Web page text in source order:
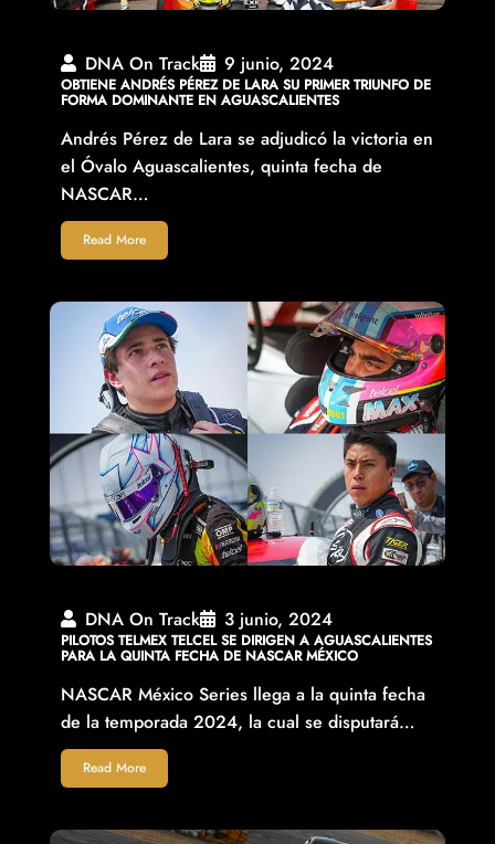
DNA On Track 9 junio, 2024
OBTIENE ANDRÉS PÉREZ DE LARA SU PRIMER TRIUNFO DE
FORMA DOMINANTE EN AGUASCALIENTES
Andrés Pérez de Lara se adjudicó la victoria en
el Óvalo Aguascalientes, quinta fecha de
NASCAR…
Read More
DNA On Track 3 junio, 2024
PILOTOS TELMEX TELCEL SE DIRIGEN A AGUASCALIENTES
PARA LA QUINTA FECHA DE NASCAR MÉXICO
NASCAR México Series llega a la quinta fecha
de la temporada 2024, la cual se disputará…
Read More